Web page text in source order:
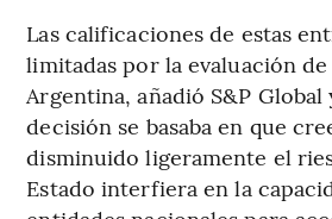
Las calificaciones de estas
limitadas por la evaluación
Argentina, añadió S&P
decisión se basaba en que
disminuido ligeramente el
Estado interfiera en la